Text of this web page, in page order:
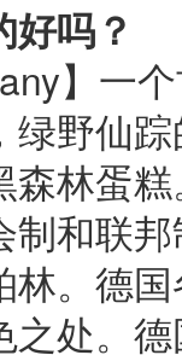
吗？
】一
野仙
森林蛋
和联
。德
处。